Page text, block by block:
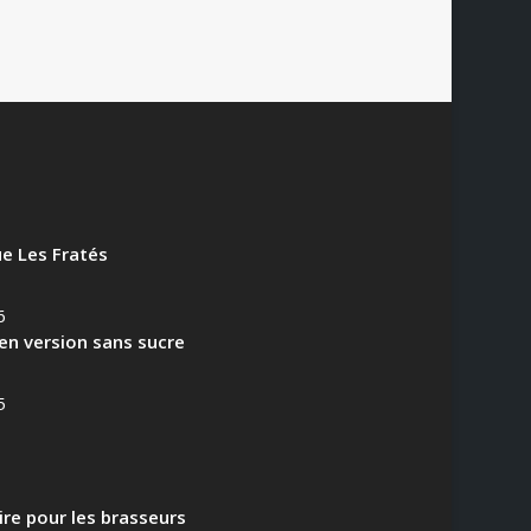
Les Fratés
version sans sucre
pour les brasseurs